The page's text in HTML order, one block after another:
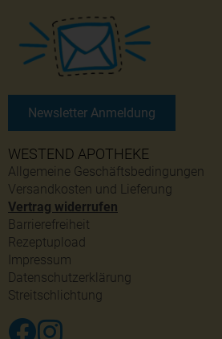
WESTEND APOTHEKE
Allgemeine Geschäftsbedingungen
Versandkosten und Lieferung
Vertrag widerrufen
Barrierefreiheit
Rezeptupload
Impressum
Datenschutzerklärung
Streitschlichtung
Newsletter Anmeldung